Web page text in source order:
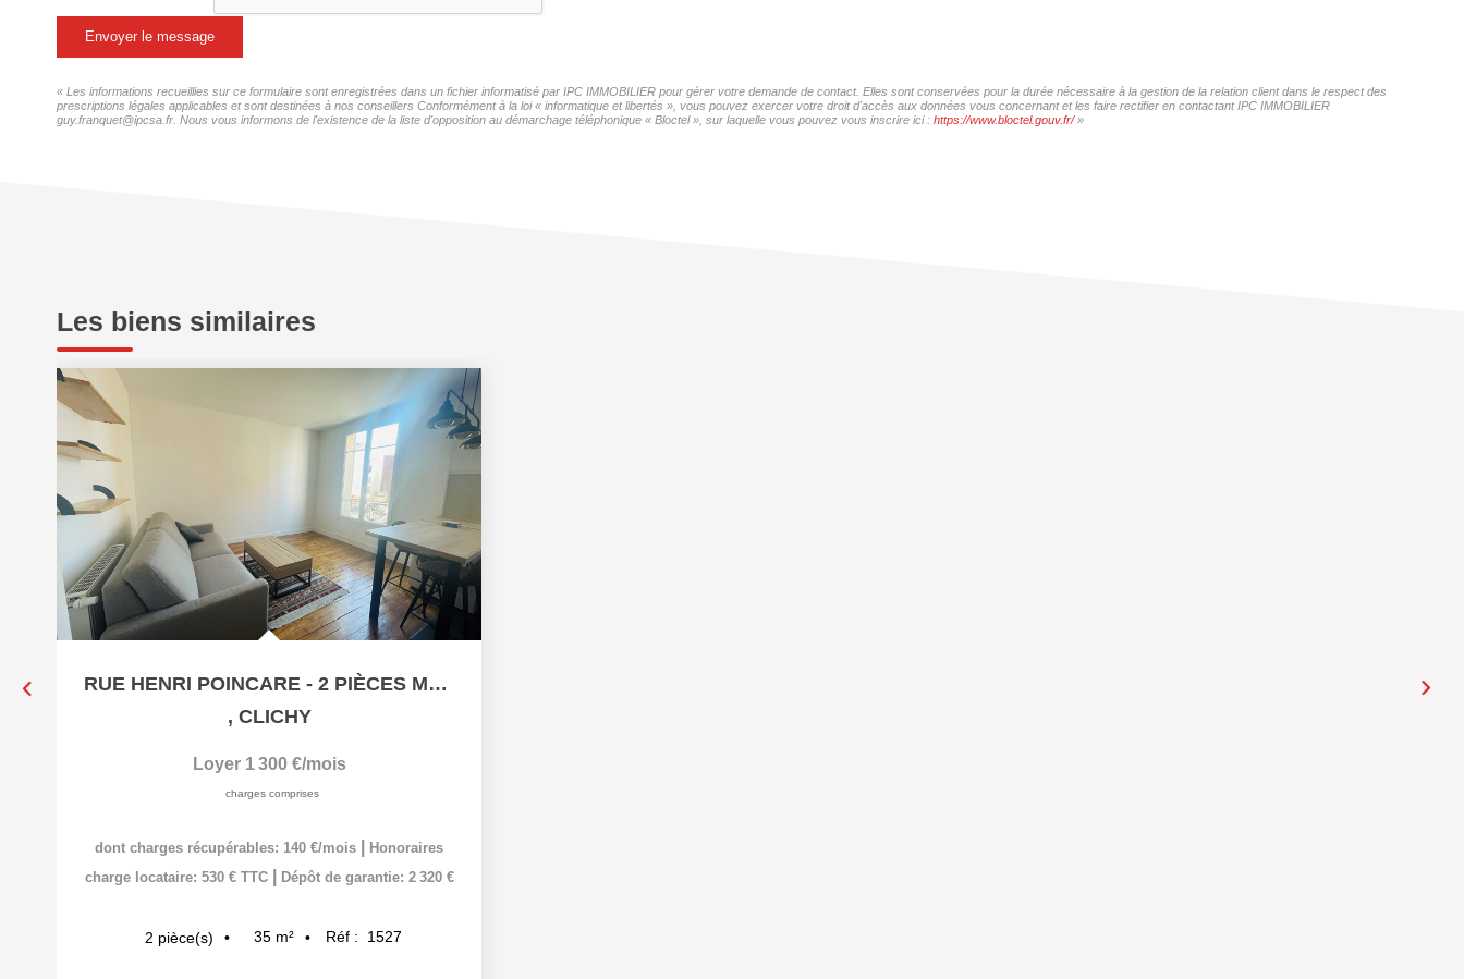
Envoyer le message
« Les informations recueillies sur ce formulaire sont enregistrées dans un fichier informatisé par IPC IMMOBILIER pour gérer votre demande de contact. Elles sont conservées pour la durée nécessaire à la gestion de la relation client dans le respect des
prescriptions légales applicables et sont destinées à nos conseillers Conformément à la loi « informatique et libertés », vous pouvez exercer votre droit d'accès aux données vous concernant et les faire rectifier en contactant IPC IMMOBILIER
guy.franquet@ipcsa.fr. Nous vous informons de l'existence de la liste d'opposition au démarchage téléphonique « Bloctel », sur laquelle vous pouvez vous inscrire ici : https://www.bloctel.gouv.fr/»
Les biens similaires
RUE HENRI POINCARE - 2 PIÈCES MEUBLÉ - 35 M²
, CLICHY
Loyer 1 300 €/mois
charges comprises
dont charges récupérables: 140 €/mois
Honoraires
charge locataire: 530 € TTC
Dépôt de garantie: 2 320 €
2 pièce(s) 35 m² Réf : 1527